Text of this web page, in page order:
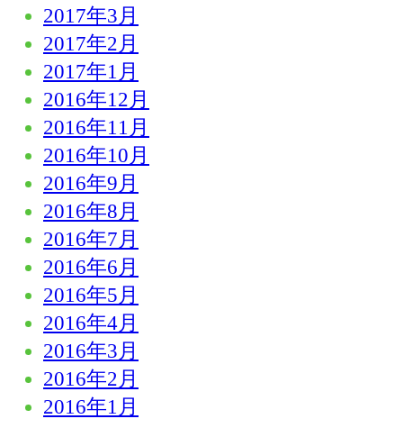
2017年3月
2017年2月
2017年1月
2016年12月
2016年11月
2016年10月
2016年9月
2016年8月
2016年7月
2016年6月
2016年5月
2016年4月
2016年3月
2016年2月
2016年1月